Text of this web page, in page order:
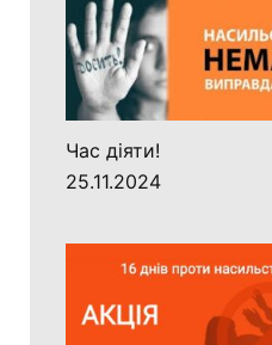
Час діяти!
25.11.2024